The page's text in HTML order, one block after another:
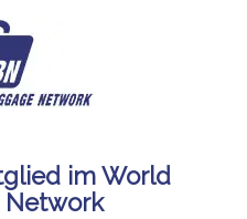
im World
Network